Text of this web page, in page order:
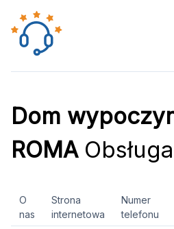
Dom
ROMA
O
nas
Strona
internetowa
Numer
telefonu